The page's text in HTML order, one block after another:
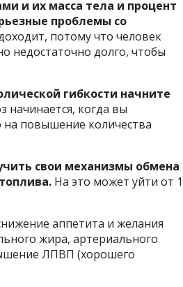
и их масса тела и процент
проблемы со
потому что человек
недостаточно долго, чтобы
гибкости начните
начинается, когда вы
на повышение количества
свои механизмы обмена
На это может уйти от 1
аппетита и желания
жира, артериального
ЛПВП (хорошего